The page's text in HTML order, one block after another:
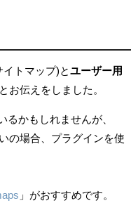
イトマップ)と ユーザー用
お伝えをしました。
るかもしれませんが、
の場合、プラグインを使
」がおすすめです。